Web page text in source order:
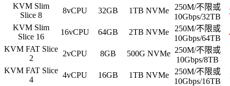
KVM Slim
Slice 8
8vCPU 32GB 1TB NVMe
250M/不限或
10Gbps/32TB
KVM Slim
Slice 16
16vCPU 64GB 2TB NVMe
250M/不限或
10Gbps/64TB
KVM FAT Slice
2
2vCPU 8GB 500G NVMe 250M/不限或
10Gbps/8TB
KVM FAT Slice
4
4vCPU 16GB 1TB NVMe
250M/不限或
10Gbps/16TB